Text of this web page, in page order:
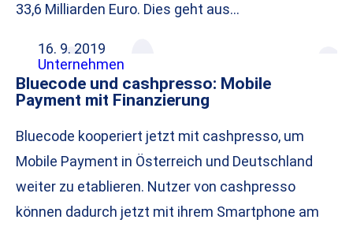
33,6 Milliarden Euro. Dies geht aus…
16. 9. 2019
Unternehmen
Bluecode und cashpresso: Mobile
Payment mit Finanzierung
Bluecode kooperiert jetzt mit cashpresso, um
Mobile Payment in Österreich und Deutschland
weiter zu etablieren. Nutzer von cashpresso
können dadurch jetzt mit ihrem Smartphone am